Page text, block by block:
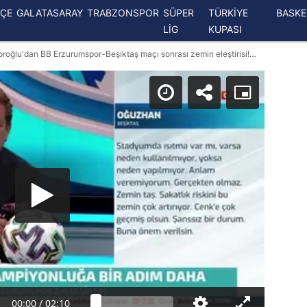
GALATASARAY TRABZONSPOR SÜPER
LİG
TÜRKİYE
KUPASI
Son dakika spor haberleri: Erman Toroğlu'dan BB Erzurumspor-Beşiktaş maçı sonrası zemin eleştirisi! "Önce sahayı düzeltin"
00:00 / 02:10